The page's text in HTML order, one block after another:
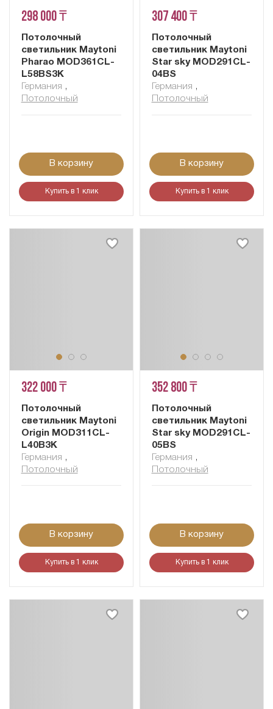
298 000 ₸
Потолочный
светильник Maytoni
Pharao MOD361CL-
L58BS3K
Германия ,
Потолочный
В корзину
Купить в 1 клик
307 400 ₸
Потолочный
светильник Maytoni
Star sky MOD291CL-
04BS
Германия ,
Потолочный
В корзину
Купить в 1 клик
322 000 ₸
Потолочный
светильник Maytoni
Origin MOD311CL-
L40B3K
Германия ,
Потолочный
В корзину
Купить в 1 клик
352 800 ₸
Потолочный
светильник Maytoni
Star sky MOD291CL-
05BS
Германия ,
Потолочный
В корзину
Купить в 1 клик